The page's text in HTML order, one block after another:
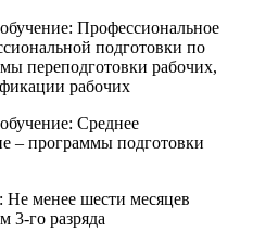
Профессиональное
подготовки по
переподготовки рабочих,
рабочих
Среднее
– программы подготовки
менее шести месяцев
3-го разряда